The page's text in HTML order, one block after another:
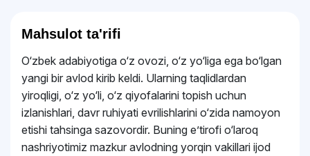
Mahsulot ta'rifi
O‘zbek adabiyotiga o‘z ovozi, o‘z yo‘liga ega bo‘lgan
yangi bir avlod kirib keldi. Ularning taqlidlardan
yiroqligi, o‘z yo‘li, o‘z qiyofalarini topish uchun
izlanishlari, davr ruhiyati evrilishlarini o‘zida namoyon
etishi tahsinga sazovordir. Buning eʼtirofi o‘laroq
nashriyotimiz mazkur avlodning yorqin vakillari ijod